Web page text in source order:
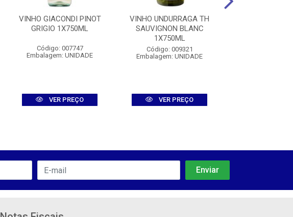
VINHO GIACONDI PINOT
GRIGIO 1X750ML
Código: 007747
Embalagem: UNIDADE
VER PREÇO
VINHO UNDURRAGA TH
SAUVIGNON BLANC
1X750ML
Código: 009321
Embalagem: UNIDADE
VER PREÇO